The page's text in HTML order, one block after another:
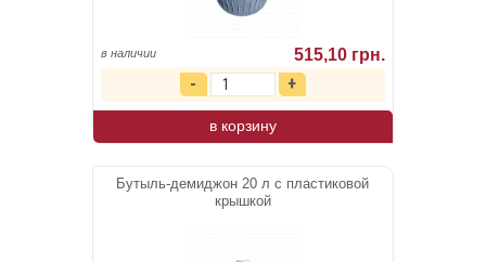
в наличии 515,10 грн.
в корзину
Бутыль-демиджон 20 л с пластиковой
крышкой